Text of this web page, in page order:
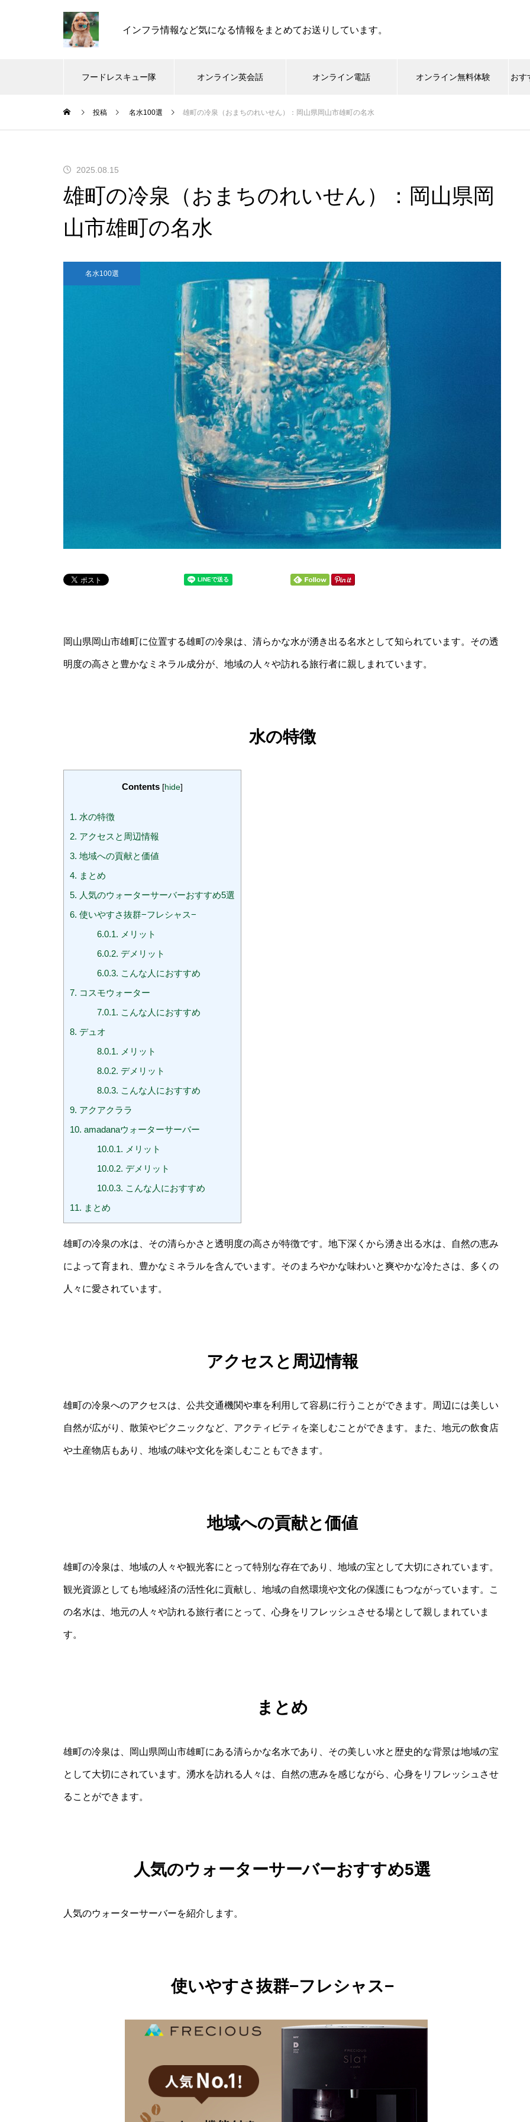
インフラ情報など気になる情報をまとめてお送りしています。
フードレスキュー隊 オンライン英会話 オンライン電話 オンライン無料体験 おす
投稿 名水100選 雄町の冷泉（おまちのれいせん）：岡山県岡山市雄町の名水
2025.08.15
雄町の冷泉（おまちのれいせん）：岡山県岡
山市雄町の名水
名水100選
岡山県岡山市雄町に位置する雄町の冷泉は、清らかな水が湧き出る名水として知られています。その透
明度の高さと豊かなミネラル成分が、地域の人々や訪れる旅行者に親しまれています。
水の特徴
Contents [hide]
1. 水の特徴
2. アクセスと周辺情報
3. 地域への貢献と価値
4. まとめ
5. 人気のウォーターサーバーおすすめ5選
6. 使いやすさ抜群−フレシャス−
6.0.1. メリット
6.0.2. デメリット
6.0.3. こんな人におすすめ
7. コスモウォーター
7.0.1. こんな人におすすめ
8. デュオ
8.0.1. メリット
8.0.2. デメリット
8.0.3. こんな人におすすめ
9. アクアクララ
10. amadanaウォーターサーバー
10.0.1. メリット
10.0.2. デメリット
10.0.3. こんな人におすすめ
11. まとめ
雄町の冷泉の水は、その清らかさと透明度の高さが特徴です。地下深くから湧き出る水は、自然の恵み
によって育まれ、豊かなミネラルを含んでいます。そのまろやかな味わいと爽やかな冷たさは、多くの
人々に愛されています。
アクセスと周辺情報
雄町の冷泉へのアクセスは、公共交通機関や車を利用して容易に行うことができます。周辺には美しい
自然が広がり、散策やピクニックなど、アクティビティを楽しむことができます。また、地元の飲食店
や土産物店もあり、地域の味や文化を楽しむこともできます。
地域への貢献と価値
雄町の冷泉は、地域の人々や観光客にとって特別な存在であり、地域の宝として大切にされています。
観光資源としても地域経済の活性化に貢献し、地域の自然環境や文化の保護にもつながっています。こ
の名水は、地元の人々や訪れる旅行者にとって、心身をリフレッシュさせる場として親しまれていま
す。
まとめ
雄町の冷泉は、岡山県岡山市雄町にある清らかな名水であり、その美しい水と歴史的な背景は地域の宝
として大切にされています。湧水を訪れる人々は、自然の恵みを感じながら、心身をリフレッシュさせ
ることができます。
人気のウォーターサーバーおすすめ5選
人気のウォーターサーバーを紹介します。
使いやすさ抜群−フレシャス−